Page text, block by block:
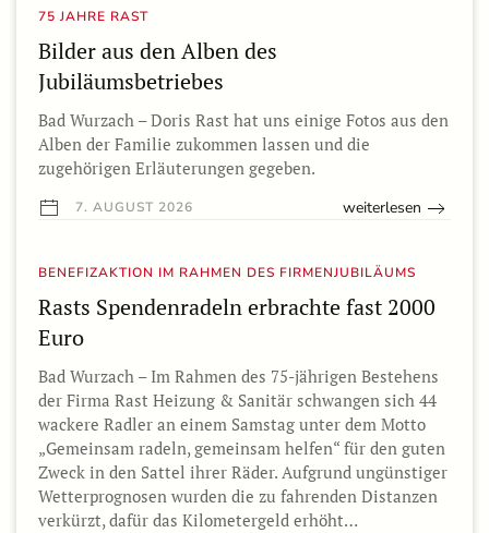
75 JAHRE RAST
Bilder aus den Alben des
Jubiläumsbetriebes
Bad Wurzach – Doris Rast hat uns einige Fotos aus den
Alben der Familie zukommen lassen und die
zugehörigen Erläuterungen gegeben.
7. AUGUST 2026 weiterlesen
BENEFIZAKTION IM RAHMEN DES FIRMENJUBILÄUMS
Rasts Spendenradeln erbrachte fast 2000
Euro
Bad Wurzach – Im Rahmen des 75-jährigen Bestehens
der Firma Rast Heizung & Sanitär schwangen sich 44
wackere Radler an einem Samstag unter dem Motto
„Gemeinsam radeln, gemeinsam helfen“ für den guten
Zweck in den Sattel ihrer Räder. Aufgrund ungünstiger
Wetterprognosen wurden die zu fahrenden Distanzen
verkürzt, dafür das Kilometergeld erhöht…